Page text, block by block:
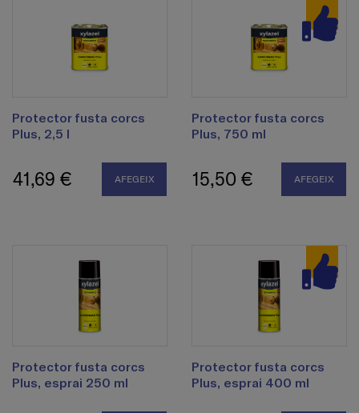
Protector fusta corcs
Plus, 2,5 l
41,69 € AFEGEIX
Protector fusta corcs
Plus, 750 ml
15,50 € AFEGEIX
Protector fusta corcs
Plus, esprai 250 ml
Protector fusta corcs
Plus, esprai 400 ml